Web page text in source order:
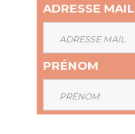
ADRESSE MAIL
PRÉNOM